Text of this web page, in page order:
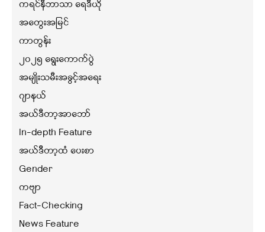
ကရင်နီဘာသာ ရေဒီယို
အတွေးအမြင်
ကာတွန်း
၂၀၂၅ ရွေးကောက်ပွဲ
အမျိုးသမီးအခွင့်အရေး
ဂျာနယ်
အယ်ဒီတာ့အာဘော်
In-depth Feature
အယ်ဒီတာ့ထံ ပေးစာ
Gender
ကဗျာ
Fact-Checking
News Feature